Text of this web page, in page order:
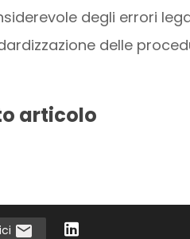
degli errori
delle
articolo